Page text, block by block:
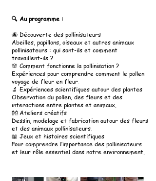
🔍 Au programme :
🐝 Découverte des pollinisateurs
Abeilles, papillons, oiseaux et autres animaux
pollinisateurs : qui sont-ils et comment
travaillent-ils ?
🌸 Comment fonctionne la pollinisation ?
Expériences pour comprendre comment le pollen
voyage de fleur en fleur.
🔬 Expériences scientifiques autour des plantes
Observation du pollen, des fleurs et des
interactions entre plantes et animaux.
👐 Ateliers créatifs
Dessin, modelage et fabrication autour des fleurs
et des animaux pollinisateurs.
📖 Jeux et histoires scientifiques
Pour comprendre l’importance des pollinisateurs
et leur rôle essentiel dans notre environnement.